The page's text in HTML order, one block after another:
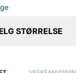
STØRRELSE